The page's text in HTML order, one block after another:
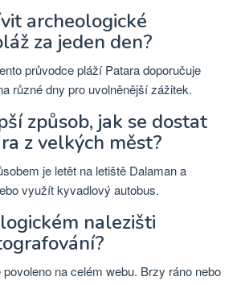
archeologické
za jeden den?
průvodce pláží Patara doporučuje
různé dny pro uvolněnější zážitek.
způsob, jak se dostat
z velkých měst?
je letět na letiště Dalaman a
využít kyvadlový autobus.
nalezišti
na celém webu. Brzy ráno nebo